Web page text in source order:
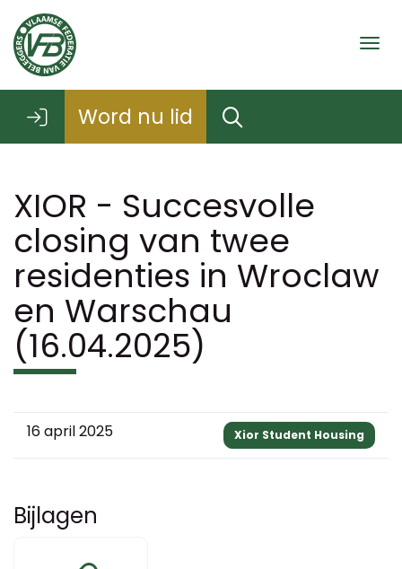
Word nu lid
XIOR - Succesvolle
closing van twee
residenties in Wroclaw
en Warschau
(16.04.2025)
16 april 2025 Xior Student Housing
Bijlagen